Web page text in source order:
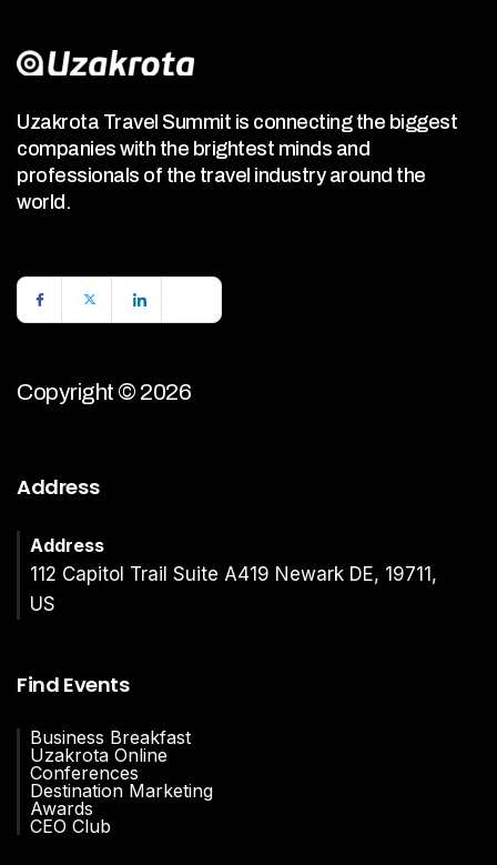
Uzakrota Travel Summit is connecting the biggest
companies with the brightest minds and
professionals of the travel industry around the
world.
Copyright © 2026
Address
Address
112 Capitol Trail Suite A419 Newark DE, 19711,
US
Find Events
Business Breakfast
Uzakrota Online
Conferences
Destination Marketing
Awards
CEO Club